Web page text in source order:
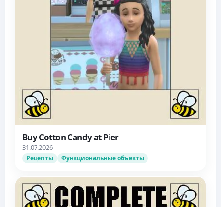
Buy Cotton Candy at Pier
31.07.2026
Рецепты Функциональные объекты